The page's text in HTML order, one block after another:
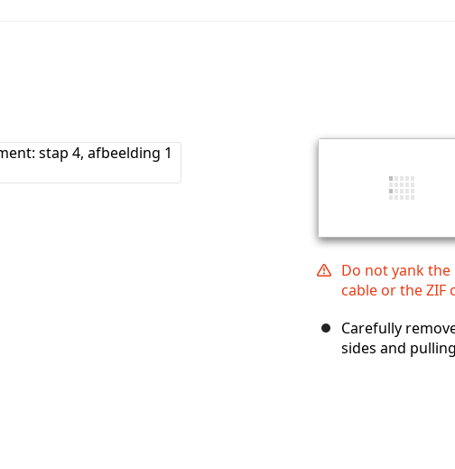
Do not yank
cable or the ZIF
Carefully
sides and